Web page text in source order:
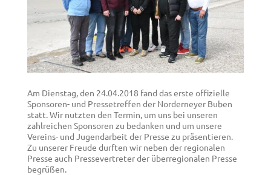
Am Dienstag, den 24.04.2018 fand das erste offizielle
Sponsoren- und Pressetreffen der Norderneyer Buben
statt. Wir nutzten den Termin, um uns bei unseren
zahlreichen Sponsoren zu bedanken und um unsere
Vereins- und Jugendarbeit der Presse zu präsentieren.
Zu unserer Freude durften wir neben der regionalen
Presse auch Pressevertreter der überregionalen Presse
begrüßen.